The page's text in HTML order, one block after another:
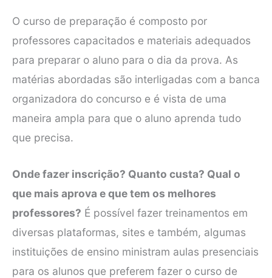
O curso de preparação é composto por
professores capacitados e materiais adequados
para preparar o aluno para o dia da prova. As
matérias abordadas são interligadas com a banca
organizadora do concurso e é vista de uma
maneira ampla para que o aluno aprenda tudo
que precisa.
Onde fazer inscrição? Quanto custa? Qual o
que mais aprova e que tem os melhores
professores? É possível fazer treinamentos em
diversas plataformas, sites e também, algumas
instituições de ensino ministram aulas presenciais
para os alunos que preferem fazer o curso de